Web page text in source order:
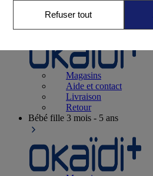
Naissance0-12 mois
Magasins
Aide et contact
Livraison
Retour
Bébé fille 3 mois - 5 ans
Refuser tout